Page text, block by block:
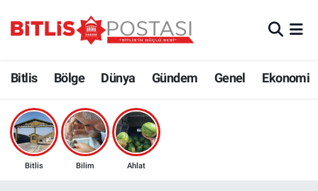
Bitlis Bölge Dünya Gündem Genel Ekonomi
Bitlis Bilim Ahlat
Bölge
Çevre
Bitlis Trafik Yoğunluk Haritası
Süper Lig Puan Durumu ve Fikstür